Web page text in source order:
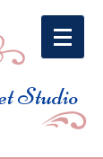
Studio